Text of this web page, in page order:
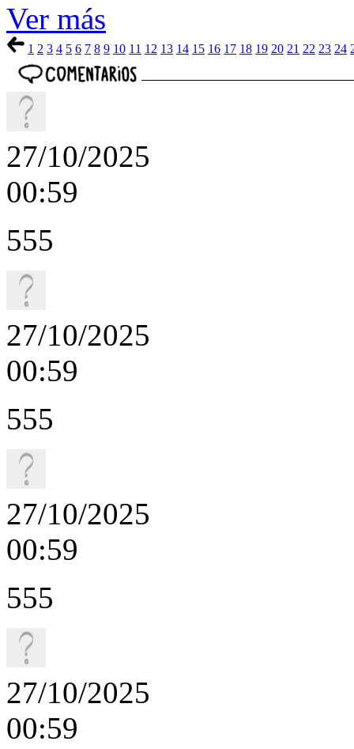
Ver más
1 2 3 4 5 6 7 8 9 10 11 12 13 14 15 16 17 18 19 20 21 22 23 24
27/10/2025
00:59
555
27/10/2025
00:59
555
27/10/2025
00:59
555
27/10/2025
00:59